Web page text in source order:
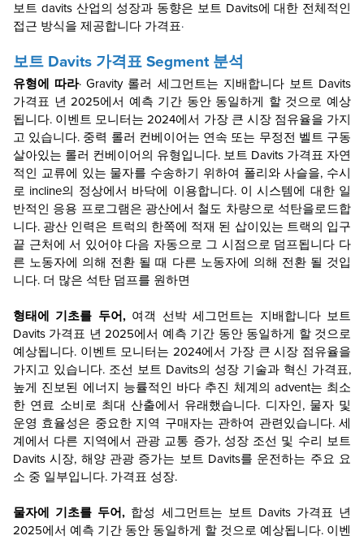
보트 davits 산업의 성장과 동향은 보트 Davits에 대한 전체적인
접근 방식을 제공합니다 가격표·
보트 Davits 가격표 Segment 분석
유형에 따라·Gravity 롤러 세그먼트는 지배합니다 보트 Davits
가격표 년 2025에서 예측 기간 동안 동일하게 할 것으로 예상
됩니다. 이벤트 모니터는 2024에서 가장 큰 시장 점유율을 가지
고 있습니다. 중력 롤러 컨베이어는 연속 또는 무정전 벨트 구동
살아있는 롤러 컨베이어의 유형입니다. 보트 Davits 가격표 자연
적인 교류에 있는 물자를 수송하기 위하여 폴리와 사슬을, 수시
로 incline의 정상에서 바닥에 이용합니다. 이 시스템에 대한 일
반적인 응용 프로그램은 광산에서 철도 차량으로 석탄을로드합
니다. 광산 인력은 트럭의 한쪽에 적재 된 삽이있는 트랙의 입구
끝 근처에 서 있어야 다음 자동으로 그 시점으로 덤프됩니다 다
른 노동자에 의해 전환 될 때 다른 노동자에 의해 전환 될 것입
니다. 더 많은 석탄 덤프를 원하면
형태에 기초를 두어,여객 선박 세그먼트는 지배합니다 보트
Davits 가격표 년 2025에서 예측 기간 동안 동일하게 할 것으로
예상됩니다. 이벤트 모니터는 2024에서 가장 큰 시장 점유율을
가지고 있습니다. 조선 보트 Davits의 성장 기술과 혁신 가격표,
높게 진보된 에너지 능률적인 바다 추진 체계의 advent는 최소
한 연료 소비로 최대 산출에서 유래했습니다. 디자인, 물자 및
운영 효율성은 중요한 지역 구매자는 관하여 관련있습니다. 세
계에서 다른 지역에서 관광 교통 증가, 성장 조선 및 수리 보트
Davits시장, 해양 관광 증가는 보트 Davits를 운전하는 주요 요
소 중 일부입니다. 가격표 성장.
물자에 기초를 두어, 합성 세그먼트는 보트 Davits 가격표 년
2025에서 예측 기간 동안 동일하게 할 것으로 예상됩니다. 이벤